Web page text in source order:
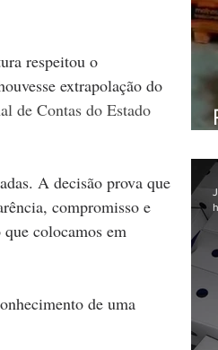
respeitou o
extrapolação do
de Contas do Estado
A decisão prova que
compromisso e
colocamos em
de uma